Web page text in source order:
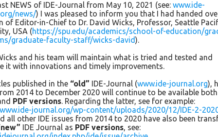
sizes or the statistics necessary to calculate the effect size
and its precision.
Characteristics of the engagement predictors and indicators
studies examined science engagement predictors and
For example, studies that primarily examined science content
as predictors of engagement were excluded. The
assessment of engagement indicators could be explicit or
implicit, but could only be accomplished through student
self-report. The decision about whether a study implicitly
NEWS of IDE-Journal from May 10, 2021 (see:www.ide-
news/) I was pleased to inform you that I had handed
of Editor-in-Chief to Dr. David Wicks, Professor, Seattle
USA (https://spu.edu/academics/school-of-education/
graduate-faculty-staff/wicks-david).
and his team will maintain what is tried and tested and
it with innovations and timely improvements.
published in the “old” IDE-Journal (www.ide-journal.org),
2014 to December 2020 will continue to be available
PDF versions. Regarding the latter, see for example:
journal.org/wp-content/uploads/2020/12/IDE-2-
all other IDE issues from 2014 to 2020 have also been
IDE Journal as PDF versions, see: